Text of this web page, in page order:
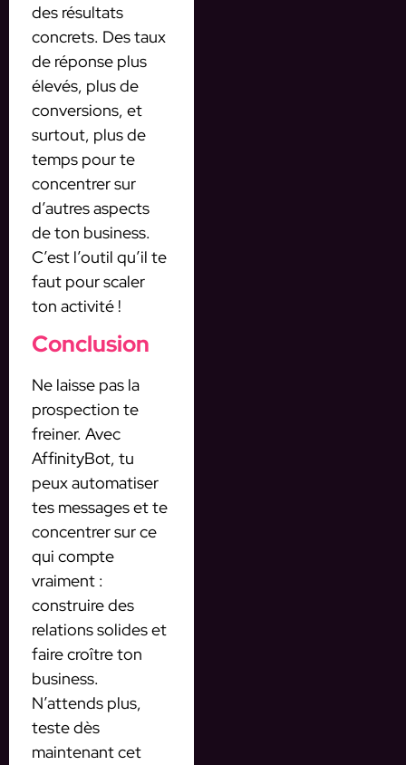
des résultats
concrets. Des taux
de réponse plus
élevés, plus de
conversions, et
surtout, plus de
temps pour te
concentrer sur
d’autres aspects
de ton business.
C’est l’outil qu’il te
faut pour scaler
ton activité !
Conclusion
Ne laisse pas la
prospection te
freiner. Avec
AffinityBot, tu
peux automatiser
tes messages et te
concentrer sur ce
qui compte
vraiment :
construire des
relations solides et
faire croître ton
business.
N’attends plus,
teste dès
maintenant cet